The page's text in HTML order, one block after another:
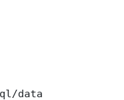
data